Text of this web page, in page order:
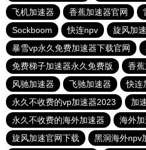
飞机加速器
香蕉加速器官网
Sockboom
快连npv 旋风加
暴雪vp永久免费加速器下载官网
免费梯子加速器永久免费版
香
风驰加速器
飞驰加速器
快连
永久不收费的vp加速器2023
加
永久不收费的海外加速器
海外
旋风加速官网下载
黑洞海外npv